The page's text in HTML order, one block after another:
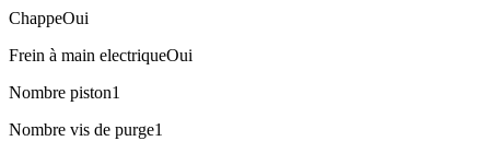
ChappeOui
Frein à main electriqueOui
Nombre piston1
Nombre vis de purge1